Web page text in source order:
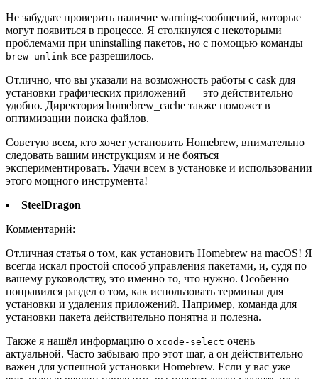
Не забудьте проверить наличие warning-сообщений, которые
могут появиться в процессе. Я столкнулся с некоторыми
проблемами при uninstalling пакетов, но с помощью команды
brew unlink все разрешилось.
Отлично, что вы указали на возможность работы с cask для
установки графических приложений — это действительно
удобно. Директория homebrew_cache также поможет в
оптимизации поиска файлов.
Советую всем, кто хочет установить Homebrew, внимательно
следовать вашим инструкциям и не бояться
экспериментировать. Удачи всем в установке и использовании
этого мощного инструмента!
SteelDragon
Комментарий:
Отличная статья о том, как установить Homebrew на macOS! Я
всегда искал простой способ управления пакетами, и, судя по
вашему руководству, это именно то, что нужно. Особенно
понравился раздел о том, как использовать терминал для
установки и удаления приложений. Например, команда для
установки пакета действительно понятна и полезна.
Также я нашёл информацию о xcode-select очень
актуальной. Часто забываю про этот шаг, а он действительно
важен для успешной установки Homebrew. Если у вас уже